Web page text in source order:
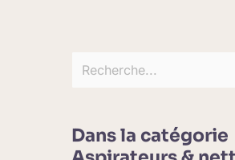
Dans la catégorie